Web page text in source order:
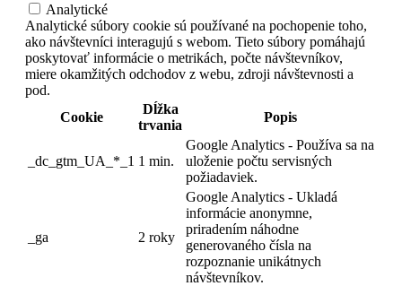
Analytické
Analytické súbory cookie sú používané na pochopenie toho,
ako návštevníci interagujú s webom. Tieto súbory pomáhajú
poskytovať informácie o metrikách, počte návštevníkov,
miere okamžitých odchodov z webu, zdroji návštevnosti a
pod.
Cookie
Dĺžka
trvania
Popis
_dc_gtm_UA_*_1 1 min.
Google Analytics - Používa sa na
uloženie počtu servisných
požiadaviek.
_ga 2 roky
Google Analytics - Ukladá
informácie anonymne,
priradením náhodne
generovaného čísla na
rozpoznanie unikátnych
návštevníkov.